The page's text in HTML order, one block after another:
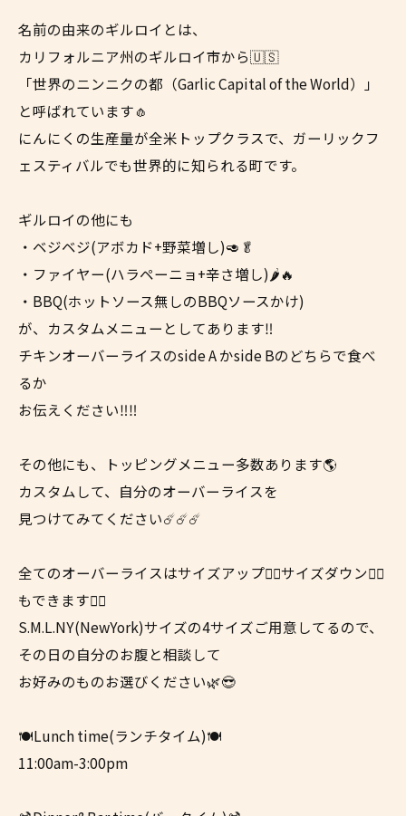
名前の由来のギルロイとは、
カリフォルニア州のギルロイ市から🇺🇸
「世界のニンニクの都（Garlic Capital of the World）」
と呼ばれています🧄
にんにくの生産量が全米トップクラスで、ガーリックフ
ェスティバルでも世界的に知られる町です。
ギルロイの他にも
・ベジベジ(アボカド+野菜増し)🥑🥬
・ファイヤー(ハラペーニョ+辛さ増し)🌶️🔥
・BBQ(ホットソース無しのBBQソースかけ)
が、カスタムメニューとしてあります‼️
チキンオーバーライスのside A かside Bのどちらで食べ
るか
お伝えください‼️‼️
その他にも、トッピングメニュー多数あります🌎
カスタムして、自分のオーバーライスを
見つけてみてください☄️☄️☄️
全てのオーバーライスはサイズアップ☝🏼サイズダウン👇🏼
もできます👍🏼
S.M.L.NY(NewYork)サイズの4サイズご用意してるので、
その日の自分のお腹と相談して
お好みのものお選びください🌿😎
🍽Lunch time(ランチタイム)🍽
11:00am-3:00pm